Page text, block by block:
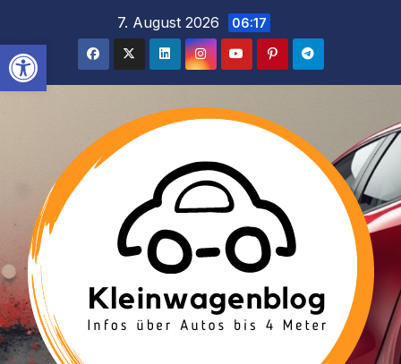
Werkzeugleiste öffnen
springen
7. August 2026 06:17